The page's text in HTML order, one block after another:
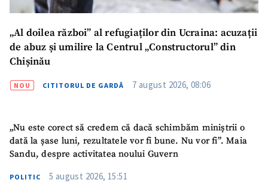
„Al doilea război” al refugiaților din Ucraina: acuzații
de abuz și umilire la Centrul „Constructorul” din
Chișinău
NOU CITITORUL DE GARDĂ 7 august 2026, 08:06
„Nu este corect să credem că dacă schimbăm miniștrii o
dată la șase luni, rezultatele vor fi bune. Nu vor fi”. Maia
Sandu, despre activitatea noului Guvern
POLITIC 5 august 2026, 15:51